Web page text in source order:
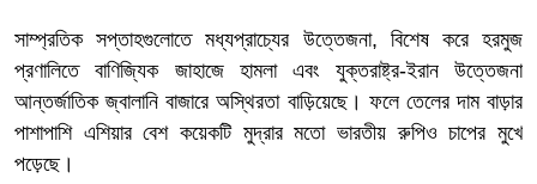
সাম্প্রতিক সপ্তাহগুলোতে মধ্যপ্রাচ্যের উত্তেজনা, বিশেষ করে হরমুজ
প্রণালিতে বাণিজ্যিক জাহাজে হামলা এবং যুক্তরাষ্ট্র-ইরান উত্তেজনা
আন্তর্জাতিক জ্বালানি বাজারে অস্থিরতা বাড়িয়েছে। ফলে তেলের দাম বাড়ার
পাশাপাশি এশিয়ার বেশ কয়েকটি মুদ্রার মতো ভারতীয় রুপিও চাপের মুখে
পড়েছে।